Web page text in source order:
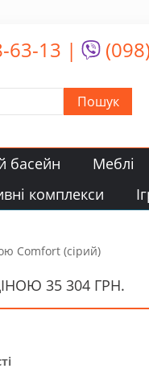
63-13 |
Пошук
басейн Меблі
комплекси
Comfort (сірий)
35 304 ГРН.